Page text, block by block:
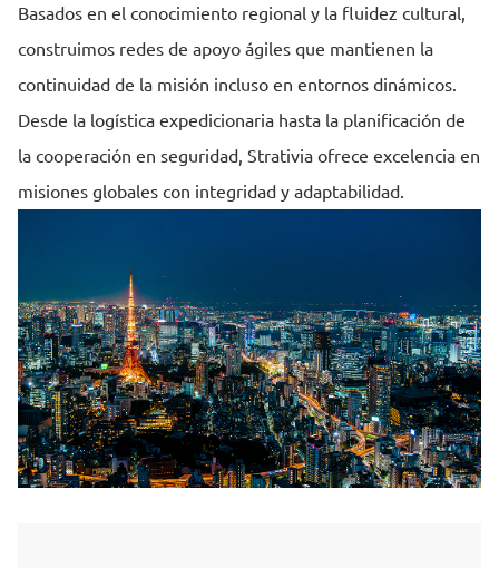
Basados ​​en el conocimiento regional y la fluidez cultural,
construimos redes de apoyo ágiles que mantienen la
continuidad de la misión incluso en entornos dinámicos.
Desde la logística expedicionaria hasta la planificación de
la cooperación en seguridad, Strativia ofrece excelencia en
misiones globales con integridad y adaptabilidad.